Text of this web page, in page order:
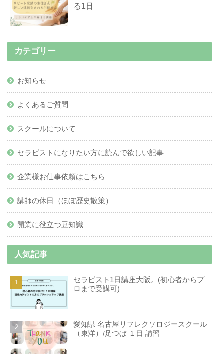
る1日
カテゴリー
お知らせ
よくあるご質問
スクールについて
セラピストになりたい方に読んで欲しい記事
企業様お仕事依頼はこちら
講師の休日（ほぼ歴史散策）
開業に役立つ豆知識
人気記事
セラピスト1日講座大阪。(初心者からプ
ロまで受講可)
愛知県 名古屋リフレクソロジースクール
（東洋）/足つぼ １日 講習